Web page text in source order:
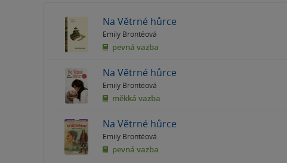
Na Větrné hůrce
Emily Brontëová
pevná vazba
Na Větrné hůrce
Emily Brontëová
měkká vazba
Na Větrné hůrce
Emily Brontëová
pevná vazba